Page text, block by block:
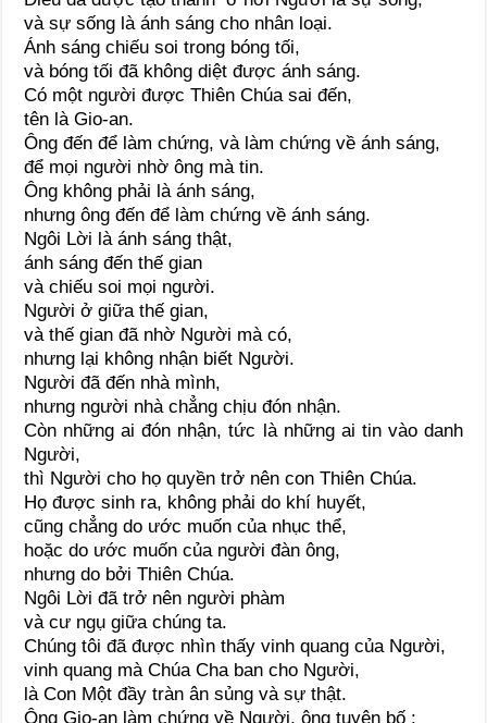
và sự sống là ánh sáng cho nhân loại.
Ánh sáng chiếu soi trong bóng tối,
và bóng tối đã không diệt được ánh sáng.
Có một người được Thiên Chúa sai đến,
tên là Gio-an.
Ông đến để làm chứng, và làm chứng về ánh sáng,
để mọi người nhờ ông mà tin.
Ông không phải là ánh sáng,
nhưng ông đến để làm chứng về ánh sáng.
Ngôi Lời là ánh sáng thật,
ánh sáng đến thế gian
và chiếu soi mọi người.
Người ở giữa thế gian,
và thế gian đã nhờ Người mà có,
nhưng lại không nhận biết Người.
Người đã đến nhà mình,
nhưng người nhà chẳng chịu đón nhận.
Còn những ai đón nhận, tức là những ai tin vào danh
Người,
thì Người cho họ quyền trở nên con Thiên Chúa.
Họ được sinh ra, không phải do khí huyết,
cũng chẳng do ước muốn của nhục thể,
hoặc do ước muốn của người đàn ông,
nhưng do bởi Thiên Chúa.
Ngôi Lời đã trở nên người phàm
và cư ngụ giữa chúng ta.
Chúng tôi đã được nhìn thấy vinh quang của Người,
vinh quang mà Chúa Cha ban cho Người,
là Con Một đầy tràn ân sủng và sự thật.
Ông Gio-an làm chứng về Người, ông tuyên bố :